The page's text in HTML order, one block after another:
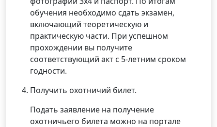
обучения необходимо сдать экзамен,
включающий теоретическую и
практическую части. При успешном
прохождении вы получите
соответствующий акт с 5-летним сроком
годности.
Получить охотничий билет.
Подать заявление на получение
охотничьего билета можно на портале